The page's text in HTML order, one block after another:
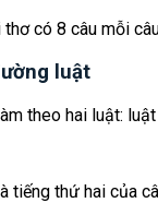
có 8 câu mỗi
luật
theo hai luật:
tiếng thứ hai của